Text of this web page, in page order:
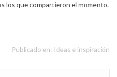
los que compartieron el momento.
Publicado en: Ideas e inspiración